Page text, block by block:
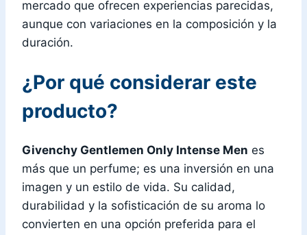
mercado que ofrecen experiencias parecidas,
aunque con variaciones en la composición y la
duración.
¿Por qué considerar este
producto?
Givenchy Gentlemen Only Intense Men es
más que un perfume; es una inversión en una
imagen y un estilo de vida. Su calidad,
durabilidad y la sofisticación de su aroma lo
convierten en una opción preferida para el